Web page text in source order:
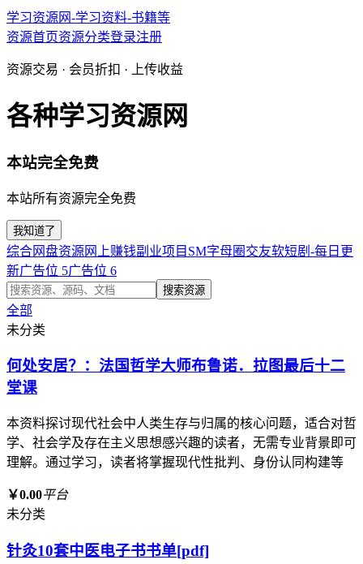
学习资源网-学习资料-书籍等
资源首页资源分类登录注册
资源交易 · 会员折扣 · 上传收益
各种学习资源网
本站完全免费
本站所有资源完全免费
我知道了
综合网盘资源 网上赚钱副业项目 SM字母圈交友软短剧-每日更
新广告位 5广告位 6
搜索资源
全部
未分类
何处安居？：法国哲学大师布鲁诺．拉图最后十二
堂课
本资料探讨现代社会中人类生存与归属的核心问题，适合对哲
学、社会学及存在主义思想感兴趣的读者，无需专业背景即可
理解。通过学习，读者将掌握现代性批判、身份认同构建等
￥0.00平台
未分类
针灸10套中医电子书书单[pdf]